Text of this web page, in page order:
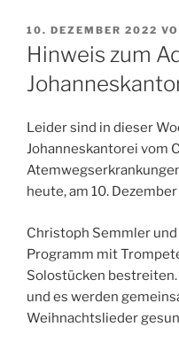
VERÖFFENTLICHT
AM
10. DEZEMBER 2022
Hinweis zum
Leider sind in dieser
Johanneskantorei vom
heute, am 10.
Christoph Semmler
Programm mit
Solostücken
und es werden
Weihnachtslieder